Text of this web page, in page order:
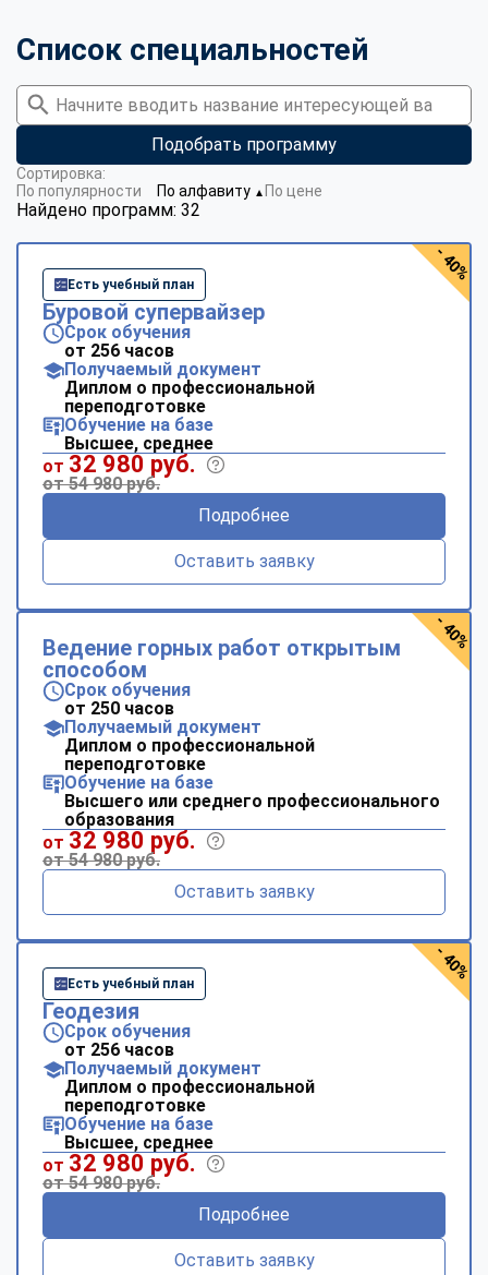
Список специальностей
Подобрать программу
Найдено программ: 32
Сортировка:
По популярности
По алфавиту ▼ По цене
Есть учебный план
Буровой супервайзер
Срок обучения
от 256 часов
Получаемый документ
Диплом о профессиональной
переподготовке
Обучение на базе
Высшее, среднее
от 32 980 руб.
от 54 980 руб.
Подробнее
Оставить заявку
- 40%
Ведение горных работ открытым
способом
Срок обучения
от 250 часов
Получаемый документ
Диплом о профессиональной
переподготовке
Обучение на базе
Высшего или среднего профессионального
образования
от 32 980 руб.
от 54 980 руб.
Оставить заявку
- 40%
Есть учебный план
Геодезия
Срок обучения
от 256 часов
Получаемый документ
Диплом о профессиональной
переподготовке
Обучение на базе
Высшее, среднее
от 32 980 руб.
от 54 980 руб.
Подробнее
Оставить заявку
- 40%